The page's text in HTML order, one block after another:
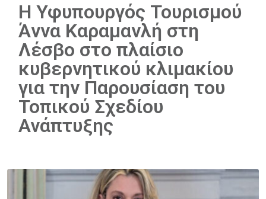
Η Υφυπουργός Τουρισμού
Άννα Καραμανλή στη
Λέσβο στο πλαίσιο
κυβερνητικού κλιμακίου
για την Παρουσίαση του
Τοπικού Σχεδίου
Ανάπτυξης